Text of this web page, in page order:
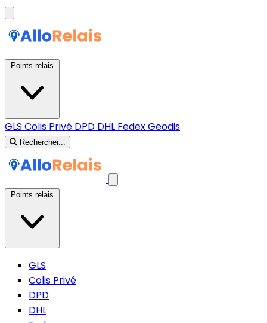
GLS Colis Privé DPD DHL FedexGeodis
Rechercher...
GLS
Colis Privé
DPD
DHL